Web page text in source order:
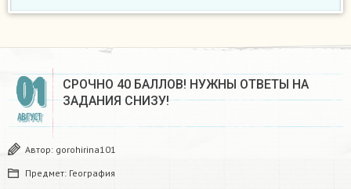
01
АВГУСТ
СРОЧНО 40 БАЛЛОВ! НУЖНЫ ОТВЕТЫ НА
ЗАДАНИЯ СНИЗУ! ​
Автор: gorohirina101
Предмет: География